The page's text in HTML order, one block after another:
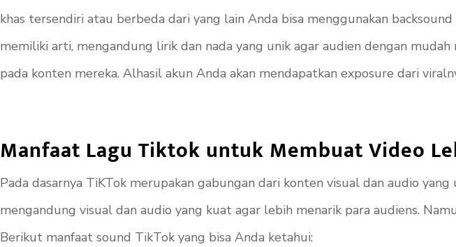
khas tersendiri atau berbeda dari yang lain Anda bisa menggunakan backsound
memiliki arti, mengandung lirik dan nada yang unik agar audien dengan
pada konten mereka. Alhasil akun Anda akan mendapatkan exposure dari
Manfaat Lagu Tiktok untuk Membuat Video
Pada dasarnya TiKTok merupakan gabungan dari konten visual dan audio
mengandung visual dan audio yang kuat agar lebih menarik para audiens.
Berikut manfaat sound TikTok yang bisa Anda ketahui: